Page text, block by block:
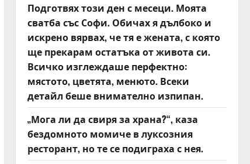
Подготвях този ден с месеци. Моята
сватба със Софи. Обичах я дълбоко и
искрено вярвах, че тя е жената, с която
ще прекарам остатъка от живота си.
Всичко изглеждаше перфектно:
мястото, цветята, менюто. Всеки
детайл беше внимателно изпипан.
„Мога ли да свиря за храна?“, каза
бездомното момиче в луксозния
ресторант, но те се подиграха с нея.